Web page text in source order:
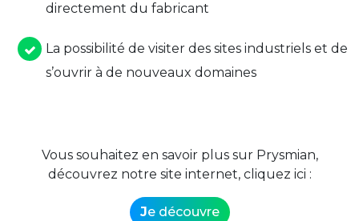
directement du fabricant
La possibilité de visiter des sites industriels et de
s’ouvrir à de nouveaux domaines
Vous souhaitez en savoir plus sur Prysmian,
découvrez notre site internet, cliquez ici :
Je découvre